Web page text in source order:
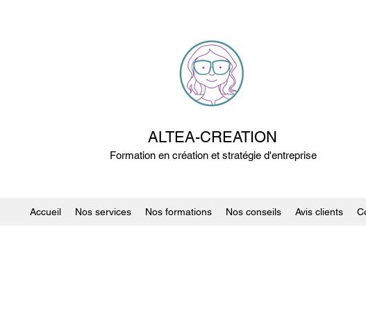
ALTEA-CREATION
Formation en création et stratégie d'entreprise
Accueil Nos services Nos formations Nos conseils Avis clients